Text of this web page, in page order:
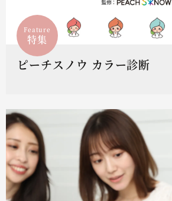
Feature
特集
ピーチスノウ カラー診断